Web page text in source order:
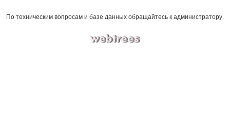
По техническим вопросам и базе данных обращайтесь к администратору.